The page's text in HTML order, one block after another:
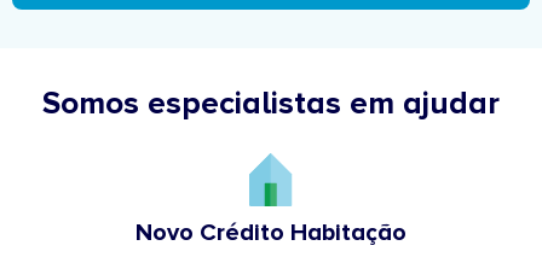
Somos especialistas em ajudar
Novo Crédito Habitação